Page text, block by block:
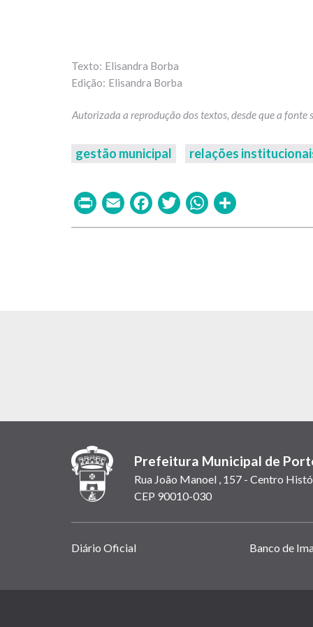
Elisandra Borba
Elisandra Borba
gestão municipal relações
PrintEmailFacebook
TwitterWhatsApp
Prefeitura Municipal de
Rua João Manoel , 157 - Centro
CEP 90010-030
Links
Diário Oficial Banco de